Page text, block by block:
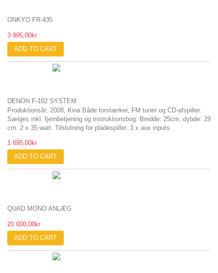
ONKYO FR-435
3 995,00kr
ADD TO CART
DENON F-102 SYSTEM
Produktionsår: 2008, Kina Både forstærker, FM tuner og CD-afspiller.
Sælges inkl. fjernbetjening og instruktionsbog. Bredde: 25cm, dybde: 29
cm. 2 x 35 watt. Tilslutning for pladespiller. 3 x aux inputs.
1 695,00kr
ADD TO CART
QUAD MONO ANLÆG
20 000,00kr
ADD TO CART